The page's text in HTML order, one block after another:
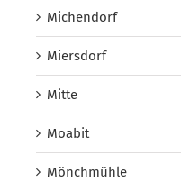
Michendorf
Miersdorf
Mitte
Moabit
Mönchmühle